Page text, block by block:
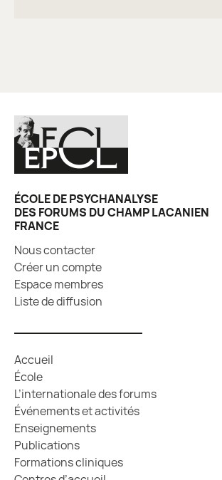
ÉCOLE DE PSYCHANALYSE
DES FORUMS DU CHAMP LACANIEN
FRANCE
Nous contacter
Créer un compte
Espace membres
Liste de diffusion
Accueil
École
L’internationale des forums
Événements et activités
Enseignements
Publications
Formations cliniques